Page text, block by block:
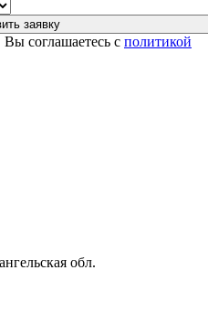
соглашаетесь с политикой
обл.